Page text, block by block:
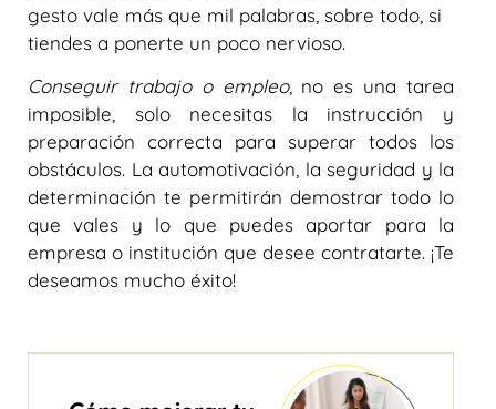
gesto vale más que mil palabras, sobre todo, si
tiendes a ponerte un poco nervioso.
Conseguir trabajo o empleo, no es una tarea
imposible, solo necesitas la instrucción y
preparación correcta para superar todos los
obstáculos. La automotivación, la seguridad y la
determinación te permitirán demostrar todo lo
que vales y lo que puedes aportar para la
empresa o institución que desee contratarte. ¡Te
deseamos mucho éxito!